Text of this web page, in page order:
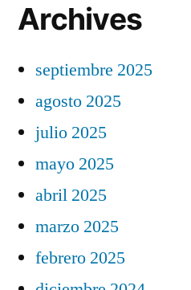
Archives
septiembre 2025
agosto 2025
julio 2025
mayo 2025
abril 2025
marzo 2025
febrero 2025